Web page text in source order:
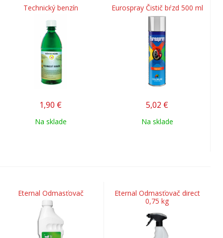
Technický benzín
1,90 €
Na sklade
Eurospray Čistič bŕzd 500 ml
5,02 €
Na sklade
Eternal Odmasťovač
Eternal Odmasťovač direct
0,75 kg